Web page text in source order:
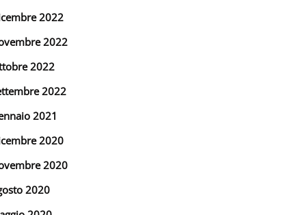
2022
2022
2022
2022
2021
2020
2020
2020